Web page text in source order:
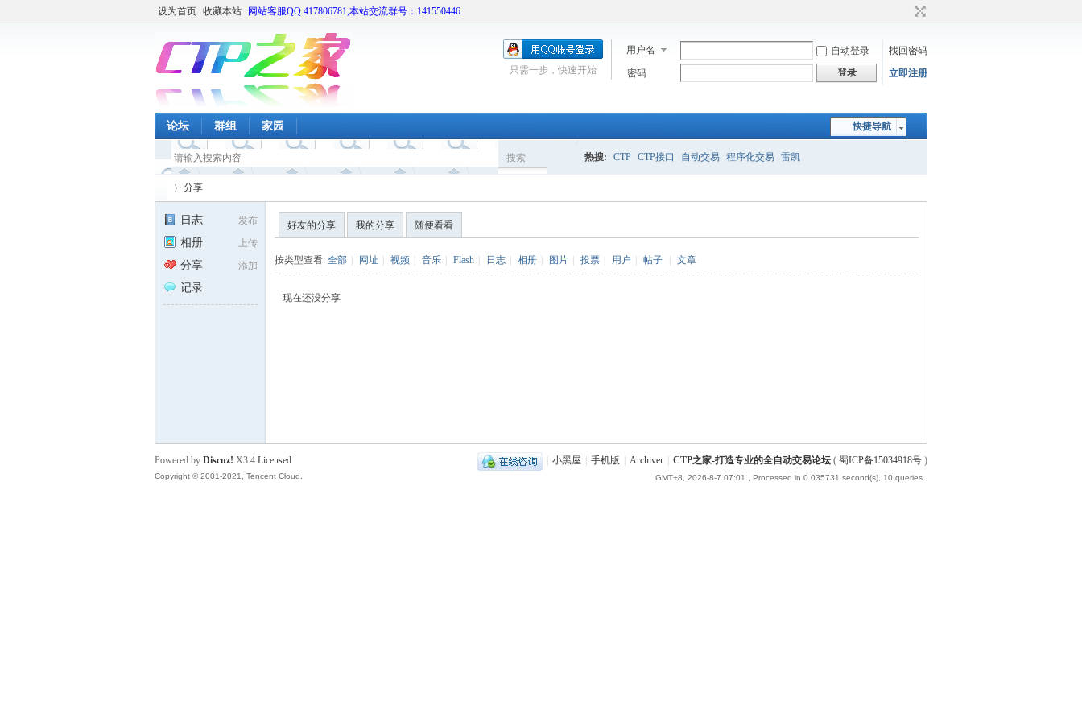
设为首页 收藏本站 网站客服QQ:417806781,本站交流群号：141550446
用户名 自动登录
找回密码
密码
登录 立即注册
只需一步，快速开始
快捷导航
论坛 群组 家园
搜索 热搜: CTP CTP接口 自动交易 程序化交易 雷凯
分享
发布
日志
上传
相册
添加
分享
记录
好友的分享 我的分享 随便看看
按类型查看: 全部 网址 视频 音乐 Flash 日志 相册 图片 投票 用户 帖子 文章
现在还没分享
小黑屋 手机版 Archiver CTP之家-打造专业的全自动交易论坛 ( 蜀ICP备15034918号 )
GMT+8, 2026-8-7 07:01 , Processed in 0.035731 second(s), 10 queries .
Powered by Discuz! X3.4 Licensed
Copyright © 2001-2021, Tencent Cloud.